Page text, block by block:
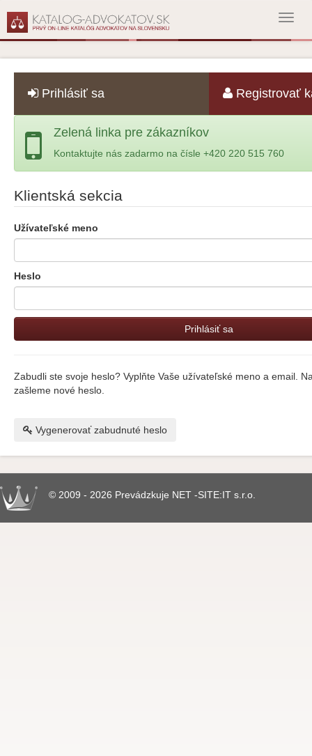
Prihlásiť sa Registrovať
Zelená linka pre zákazníkov
Kontaktujte nás zadarmo na čísle +420 220 515 760
Klientská sekcia
Užívateľské meno
Heslo
Zabudli ste svoje heslo? Vyplňte Vaše užívateľské meno a email.
zašleme nové heslo.
Vygenerovať zabudnuté heslo
© 2009 - 2026 Prevádzkuje NET -SITE:IT s.r.o.